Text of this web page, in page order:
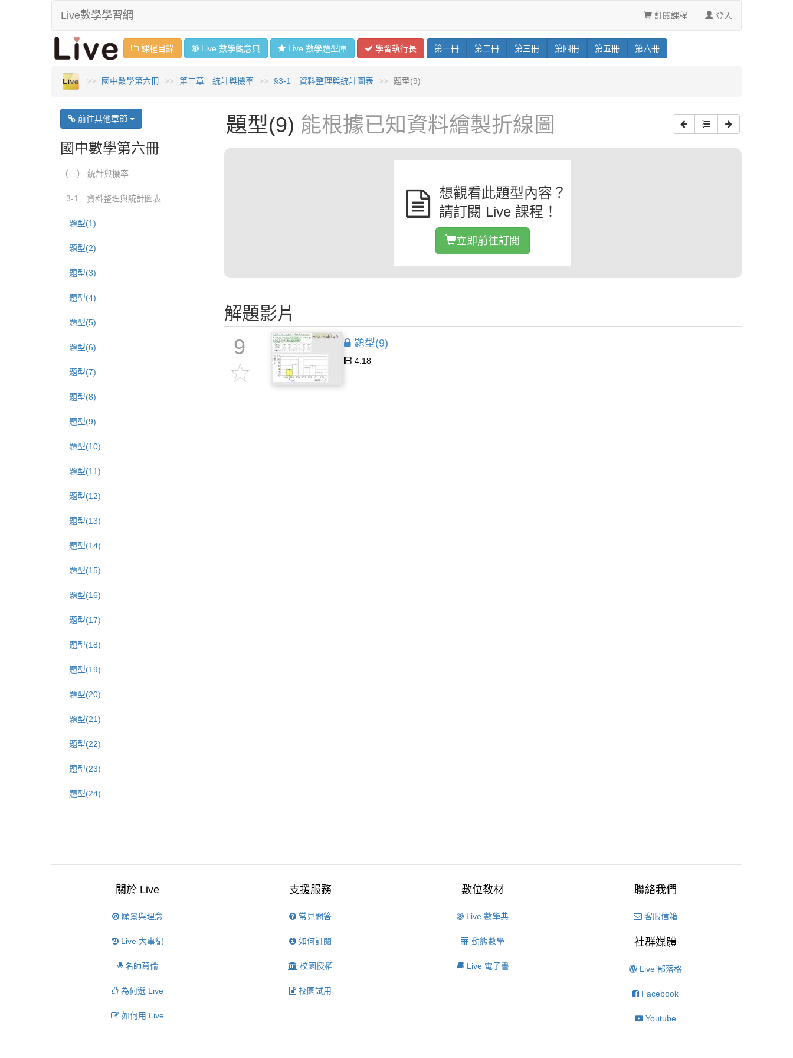
Live數學學習網 訂閱課程 登入
課程目錄 Live 數學觀念典 Live 數學題型庫 學習執行長 第一冊 第二冊 第三冊 第四冊 第五冊 第六冊
國中數學第六冊 第三章 統計與機率 §3-1 資料整理與統計圖表 題型(9)
題型(9) 能根據已知資料繪製折線圖
想觀看此題型內容？
請訂閱 Live 課程！
立即前往訂閱
解題影片
9 題型(9)
4:18
前往其他章節
國中數學第六冊
（三） 統計與機率
3-1 資料整理與統計圖表
題型(1)
題型(2)
題型(3)
題型(4)
題型(5)
題型(6)
題型(7)
題型(8)
題型(9)
題型(10)
題型(11)
題型(12)
題型(13)
題型(14)
題型(15)
題型(16)
題型(17)
題型(18)
題型(19)
題型(20)
題型(21)
題型(22)
題型(23)
題型(24)
關於 Live
願景與理念
Live 大事紀
名師葛倫
為何選 Live
如何用 Live
支援服務
常見問答
如何訂閱
校園授權
校園試用
數位教材
Live 數學典
動態數學
Live 電子書
聯絡我們
客服信箱
社群媒體
Live 部落格
Facebook
Youtube